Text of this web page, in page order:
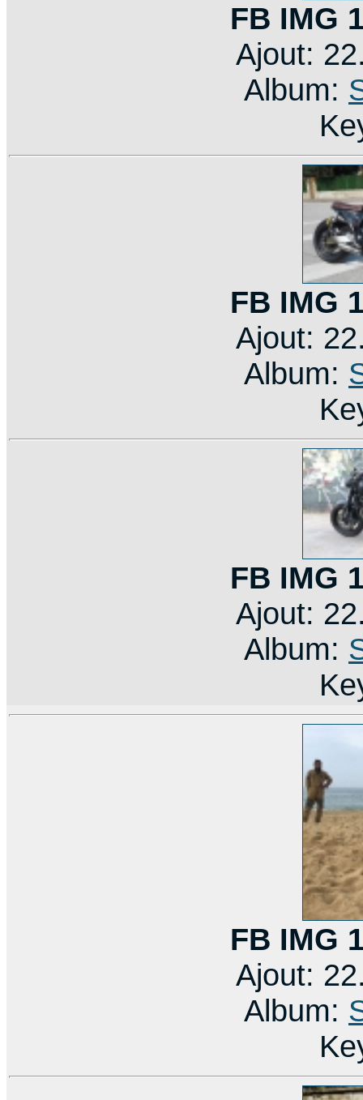
FB IMG
Ajout:
Album:
FB IMG
Ajout:
Album:
FB IMG
Ajout:
Album:
FB IMG
Ajout:
Album: